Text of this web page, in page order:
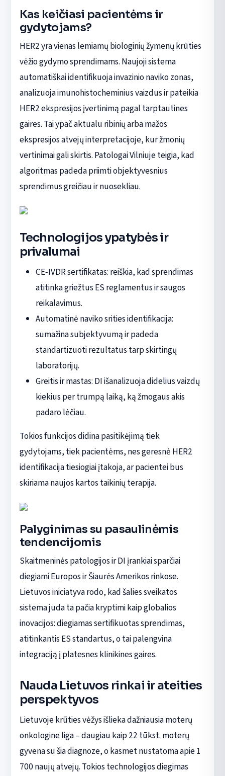
Kas keičiasi pacientėms ir
gydytojams?
HER2 yra vienas lemiamų biologinių žymenų krūties
vėžio gydymo sprendimams. Naujoji sistema
automatiškai identifikuoja invazinio naviko zonas,
analizuoja imunohistocheminius vaizdus ir pateikia
HER2 ekspresijos įvertinimą pagal tarptautines
gaires. Tai ypač aktualu ribinių arba mažos
ekspresijos atvejų interpretacijoje, kur žmonių
vertinimai gali skirtis. Patologai Vilniuje teigia, kad
algoritmas padeda priimti objektyvesnius
sprendimus greičiau ir nuosekliau.
Technologijos ypatybės ir
privalumai
CE‑IVDR sertifikatas: reiškia, kad sprendimas
atitinka griežtus ES reglamentus ir saugos
reikalavimus.
Automatinė naviko srities identifikacija:
sumažina subjektyvumą ir padeda
standartizuoti rezultatus tarp skirtingų
laboratorijų.
Greitis ir mastas: DI išanalizuoja didelius vaizdų
kiekius per trumpą laiką, ką žmogaus akis
padaro lėčiau.
Tokios funkcijos didina pasitikėjimą tiek
gydytojams, tiek pacientėms, nes geresnė HER2
identifikacija tiesiogiai įtakoja, ar pacientei bus
skiriama naujos kartos taikinių terapija.
Palyginimas su pasaulinėmis
tendencijomis
Skaitmeninės patologijos ir DI įrankiai sparčiai
diegiami Europos ir Šiaurės Amerikos rinkose.
Lietuvos iniciatyva rodo, kad šalies sveikatos
sistema juda ta pačia kryptimi kaip globalios
inovacijos: diegiamas sertifikuotas sprendimas,
atitinkantis ES standartus, o tai palengvina
integraciją į platesnes klinikines gaires.
Nauda Lietuvos rinkai ir ateities
perspektyvos
Lietuvoje krūties vėžys išlieka dažniausia moterų
onkologine liga – daugiau kaip 22 tūkst. moterų
gyvena su šia diagnoze, o kasmet nustatoma apie 1
700 naujų atvejų. Tokios technologijos diegimas